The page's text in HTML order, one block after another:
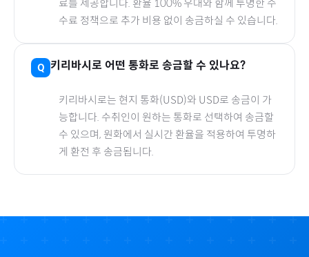
료를 제공합니다. 환율 100% 우대와 함께 투명한 수
수료 정책으로 추가 비용 없이 송금하실 수 있습니다.
키리바시 로 어떤 통화로 송금할 수 있나요?
키리바시로는 현지 통화(USD)와 USD로 송금이 가
능합니다. 수취인이 원하는 통화로 선택하여 송금할
수 있으며, 원화에서 실시간 환율을 적용하여 투명하
게 환전 후 송금됩니다.